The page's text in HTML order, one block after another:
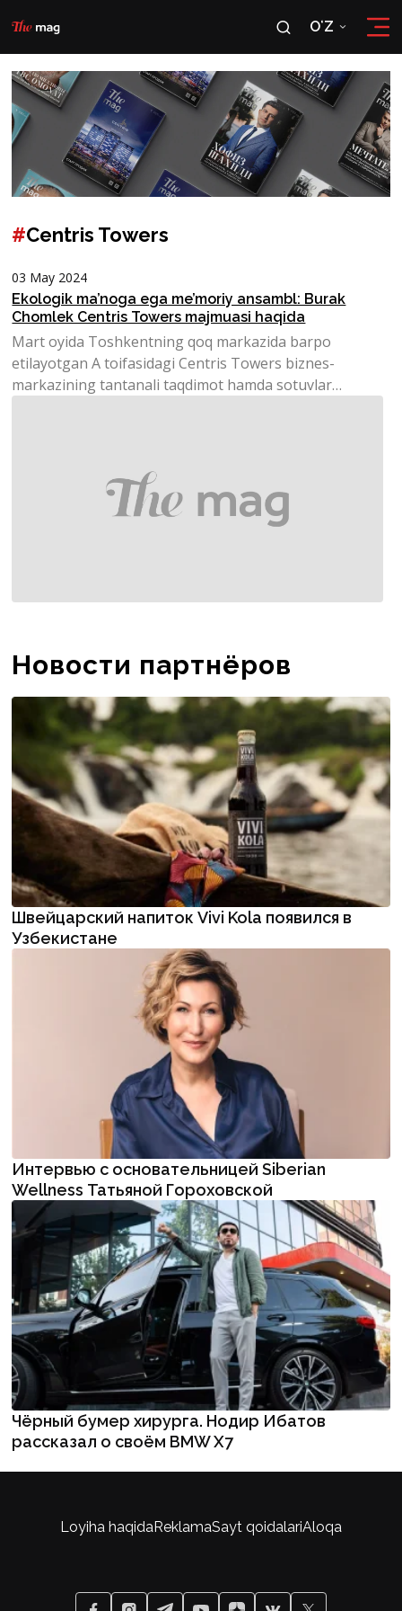
OʻZ
RU
OʻZ
#Centris Towers
03 May 2024
Ekologik ma’noga ega me’moriy ansambl: Burak
Chomlek Centris Towers majmuasi haqida
Mart oyida Toshkentning qoq markazida barpo
etilayotgan A toifasidagi Centris Towers biznes-
markazining tantanali taqdimot hamda sotuvlar
Новости партнёров
Швейцарский напиток Vivi Kola появился в
Узбекистане
Интервью с основательницей Siberian
Wellness Татьяной Гороховской
Чёрный бумер хирурга. Нодир Ибатов
рассказал о своём BMW X7
Loyiha haqidaReklamaSayt qoidalariAloqa